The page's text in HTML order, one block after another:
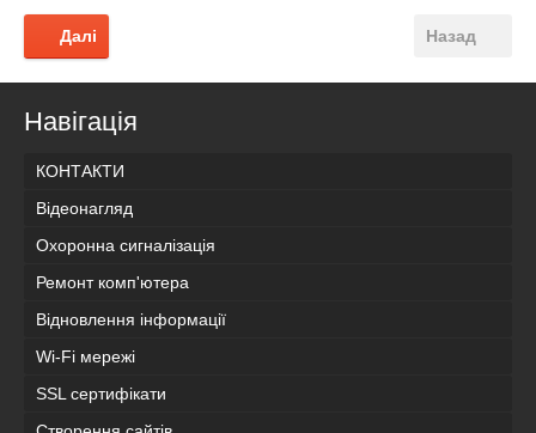
Назад
Далі
Навігація
КОНТАКТИ
Відеонагляд
Охоронна сигналізація
Ремонт комп'ютера
Відновлення інформації
Wi-Fi мережі
SSL сертифікати